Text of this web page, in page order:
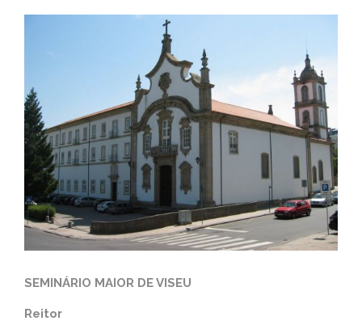
SEMINÁRIO MAIOR DE VISEU
Reitor